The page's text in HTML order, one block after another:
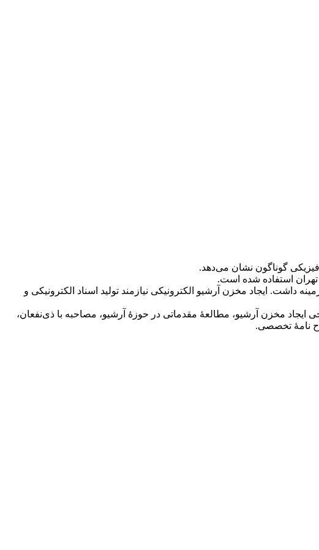
گوناگون نشان می‌دهد.
استفاده شده است.
داشت. ایجاد مخزن آرشیو الکترونیکی نیازمند تولید اسناد الکترونیکی و
مخزن آرشیو، مطالعۀ مقدماتی در حوزۀ آرشیو، مصاحبه با ذی‌نفعان،
نامۀ تخصصی.